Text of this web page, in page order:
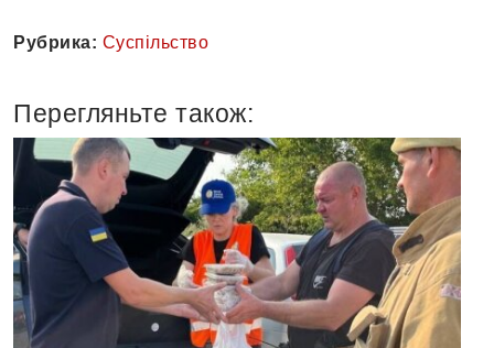
Рубрика: Суспільство
Перегляньте також: